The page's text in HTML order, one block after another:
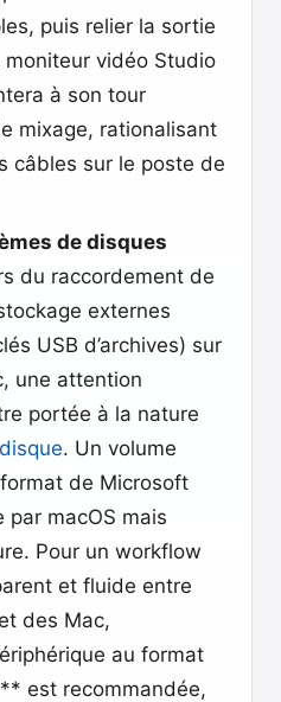
puis relier la sortie
vidéo Studio
à son tour
mixage, rationalisant
câbles sur le poste de
de disques
du raccordement de
externes
USB d’archives) sur
une attention
portée à la nature
. Un volume
de Microsoft
par macOS mais
Pour un workflow
et fluide entre
des Mac,
au format
est recommandée,